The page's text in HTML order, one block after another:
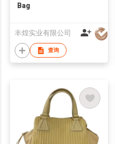
Bag
丰煌实业有限公司
查询